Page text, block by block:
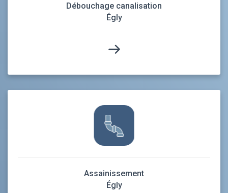
Débouchage canalisation
Égly
Assainissement
Égly